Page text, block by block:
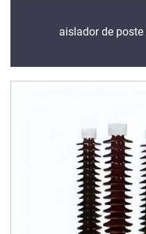
aislador de